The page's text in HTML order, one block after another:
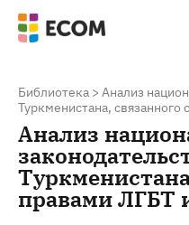
Библиотека > Анализ
Туркменистана,
Анализ
правами ЛГБТ